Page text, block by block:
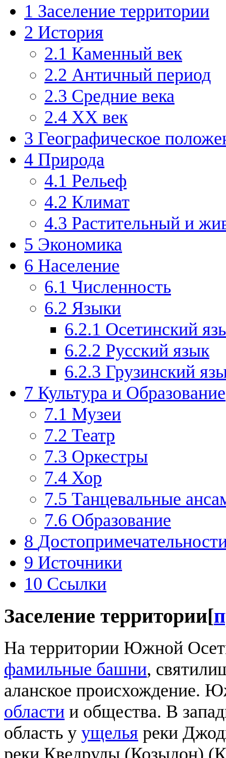
1 Заселение территории
2 История
2.1 Каменный век
2.2 Античный период
2.3 Средние века
2.4 XX век
3 Географическое
4 Природа
4.1 Рельеф
4.2 Климат
4.3 Растительный и
5 Экономика
6 Население
6.1 Численность
6.2 Языки
6.2.1 Осетинский
6.2.2 Русский язык
6.2.3 Грузинский
7 Культура и Образование
7.1 Музеи
7.2 Театр
7.3 Оркестры
7.4 Хор
7.5 Танцевальные
7.6 Образование
8
9 Источники
10 Ссылки
Заселение территории[
На территории Южной
фамильные башни,
аланское происхождение.
области и общества. В
область у ущелья реки